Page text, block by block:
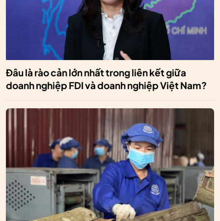
Đâu là rào cản lớn nhất trong liên kết giữa
doanh nghiệp FDI và doanh nghiệp Việt Nam?